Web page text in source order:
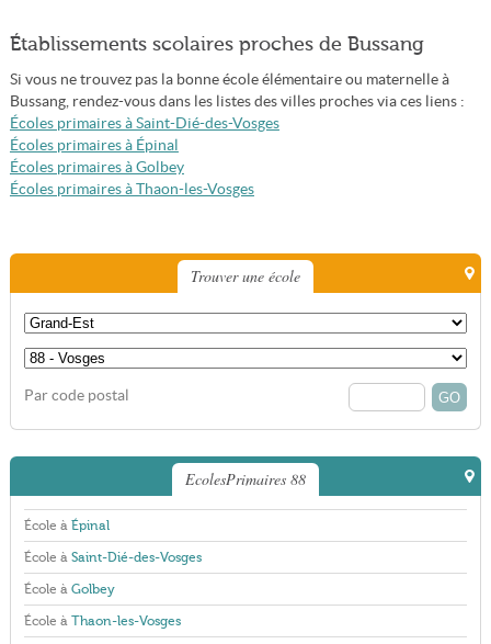
Établissements scolaires proches de Bussang
Si vous ne trouvez pas la bonne école élémentaire ou maternelle à
Bussang, rendez-vous dans les listes des villes proches via ces liens :
Écoles primaires à Saint-Dié-des-Vosges
Écoles primaires à Épinal
Écoles primaires à Golbey
Écoles primaires à Thaon-les-Vosges
Trouver une école
Par code postal
EcolesPrimaires 88
École à Épinal
École à Saint-Dié-des-Vosges
École à Golbey
École à Thaon-les-Vosges